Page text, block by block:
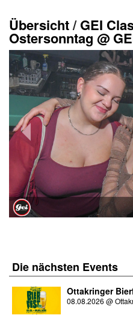
Übersicht/GEI
Ostersonntag @
Die nächsten Events
Ottakringer
08.08.2026 @